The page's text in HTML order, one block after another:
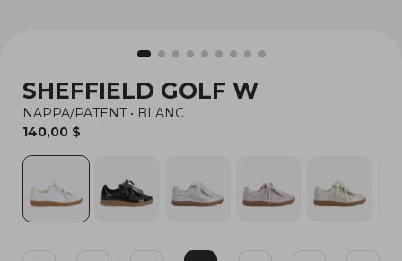
SHEFFIELD GOLF W
NAPPA/PATENT • BLANC
140,00 $